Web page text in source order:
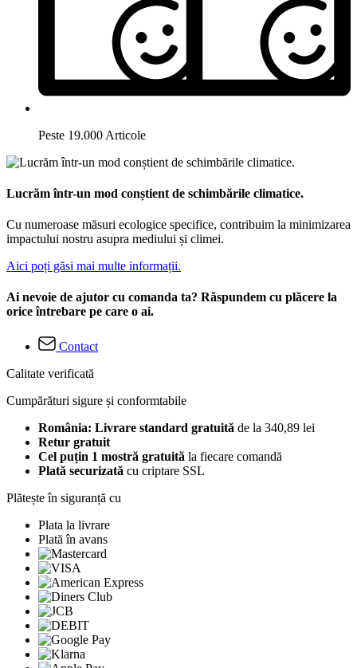
Peste 19.000 Articole
Lucrăm într-un mod conștient de schimbările climatice.
Cu numeroase măsuri ecologice specifice, contribuim la minimizarea
impactului nostru asupra mediului și climei.
Aici poți găsi mai multe informații.
Ai nevoie de ajutor cu comanda ta? Răspundem cu plăcere la
orice întrebare pe care o ai.
Contact
Calitate verificată
Cumpărături sigure și conformtabile
România: Livrare standard gratuită de la 340,89 lei
Retur gratuit
Cel puțin 1 mostră gratuită la fiecare comandă
Plată securizată cu criptare SSL
Plătește în siguranță cu
Plata la livrare
Plată în avans